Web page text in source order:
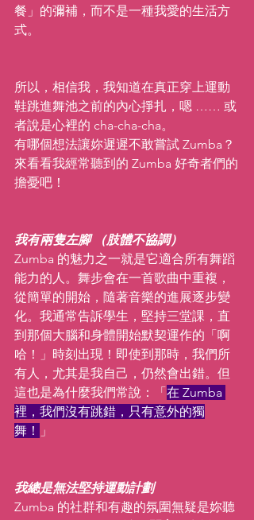
餐」的彌補，而不是一種我愛的生活方
式。
所以，相信我，我知道在真正穿上運動
鞋跳進舞池之前的內心掙扎，嗯 …… 或
者說是心裡的 cha-cha-cha。
有哪個想法讓妳遲遲不敢嘗試 Zumba？
來看看我經常聽到的 Zumba 好奇者們的
擔憂吧！
我有兩隻左腳 （肢體不協調）
Zumba 的魅力之一就是它適合所有舞蹈
能力的人。舞步會在一首歌曲中重複，
從簡單的開始，隨著音樂的進展逐步變
化。我通常告訴學生，堅持三堂課，直
到那個大腦和身體開始默契運作的「啊
哈！」時刻出現！即使到那時，我們所
有人，尤其是我自己，仍然會出錯。但
這也是為什麼我們常說：「在 Zumba
裡，我們沒有跳錯，只有意外的獨
舞！
」
我總是無法堅持運動計劃
Zumba 的社群和有趣的氛圍無疑是妳聽